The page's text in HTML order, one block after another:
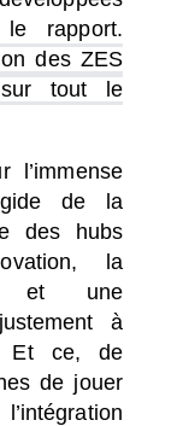
rapport.
des ZES
sur tout le
l’immense
de la
des hubs
la
et une
à
Et ce, de
de jouer